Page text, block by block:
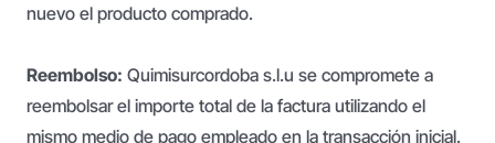
nuevo el producto comprado.
Reembolso: Quimisurcordoba s.l.u se compromete a
reembolsar el importe total de la factura utilizando el
mismo medio de pago empleado en la transacción inicial.